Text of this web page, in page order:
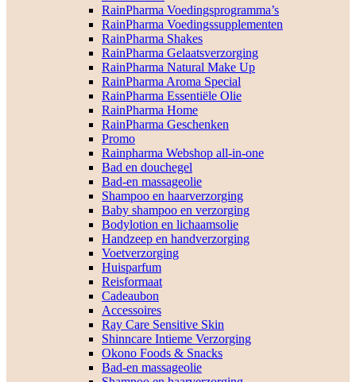
RainPharma Voedingsprogramma’s
RainPharma Voedingssupplementen
RainPharma Shakes
RainPharma Gelaatsverzorging
RainPharma Natural Make Up
RainPharma Aroma Special
RainPharma Essentiële Olie
RainPharma Home
RainPharma Geschenken
Promo
Rainpharma Webshop all-in-one
Bad en douchegel
Bad-en massageolie
Shampoo en haarverzorging
Baby shampoo en verzorging
Bodylotion en lichaamsolie
Handzeep en handverzorging
Voetverzorging
Huisparfum
Reisformaat
Cadeaubon
Accessoires
Ray Care Sensitive Skin
Shinncare Intieme Verzorging
Okono Foods & Snacks
Bad-en massageolie